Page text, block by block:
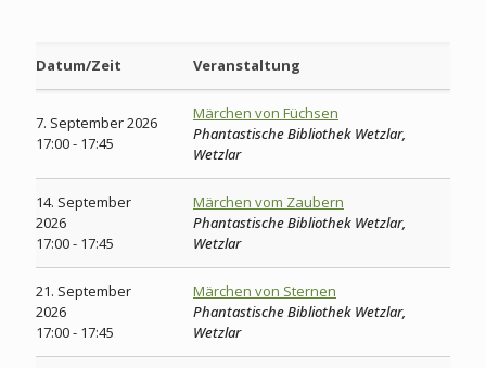
Datum/Zeit Veranstaltung
7. September 2026
17:00 - 17:45
Märchen von Füchsen
Phantastische Bibliothek Wetzlar,
Wetzlar
14. September
2026
17:00 - 17:45
Märchen vom Zaubern
Phantastische Bibliothek Wetzlar,
Wetzlar
21. September
2026
17:00 - 17:45
Märchen von Sternen
Phantastische Bibliothek Wetzlar,
Wetzlar